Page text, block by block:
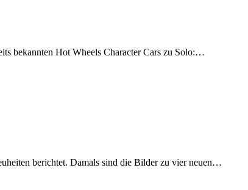
bekannten Hot Wheels Character Cars zu Solo:…
berichtet. Damals sind die Bilder zu vier neuen…